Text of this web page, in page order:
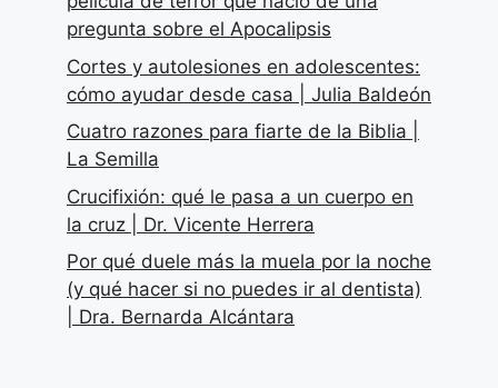
pregunta sobre el Apocalipsis
Cortes y autolesiones en adolescentes:
cómo ayudar desde casa | Julia Baldeón
Cuatro razones para fiarte de la Biblia |
La Semilla
Crucifixión: qué le pasa a un cuerpo en
la cruz | Dr. Vicente Herrera
Por qué duele más la muela por la noche
(y qué hacer si no puedes ir al dentista)
| Dra. Bernarda Alcántara